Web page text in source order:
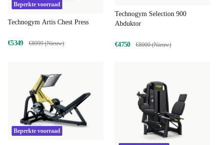
Beperkte voorraad
Technogym Artis Chest Press
€5349 €8999 (Nieuw)
Technogym Selection 900
Abduktor
€4750 €8000 (Nieuw)
Beperkte voorraad